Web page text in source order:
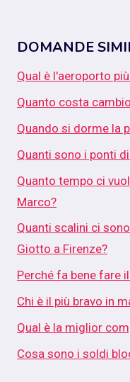
DOMANDE
Qual è l'aeroporto
Quanto costa
Quando si dorme la
Quanti sono i ponti
Quanto tempo ci
Marco?
Quanti scalini ci
Giotto a Firenze?
Perché fa bene fare
Chi è il più bravo in
Qual è la miglior
Cosa sono i soldi